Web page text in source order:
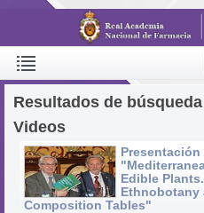
Resultados de
Videos
Edible Plants.
Ethnobotany
Composition Tables"